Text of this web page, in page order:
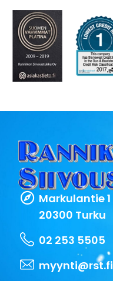
Markulantie 1
20300 Turku
02 253 5505
myynti@rst.fi